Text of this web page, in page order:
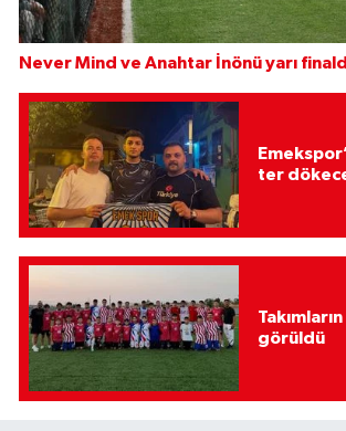
Never Mind ve Anahtar İnönü yarı
ter
görüldü